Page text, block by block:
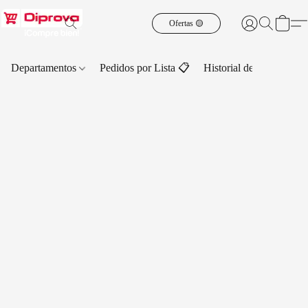
Ofertas 🟡
Departamentos Pedidos por Lista 📋 Historial de Pedidos